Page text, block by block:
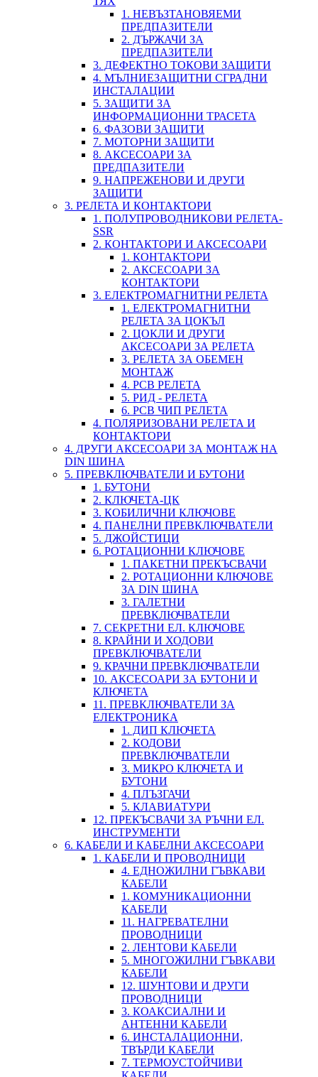
1. НЕВЪЗТАНОВЯЕМИ
ПРЕДПАЗИТЕЛИ
2. ДЪРЖАЧИ ЗА
ПРЕДПАЗИТЕЛИ
3. ДЕФЕКТНО ТОКОВИ ЗАЩИТИ
4. МЪЛНИЕЗАЩИТНИ СГРАДНИ
ИНСТАЛАЦИИ
5. ЗАЩИТИ ЗА
ИНФОРМАЦИОННИ ТРАСЕТА
6. ФАЗОВИ ЗАЩИТИ
7. МОТОРНИ ЗАЩИТИ
8. АКСЕСОАРИ ЗА
ПРЕДПАЗИТЕЛИ
9. НАПРЕЖЕНОВИ И ДРУГИ
ЗАЩИТИ
3. РЕЛЕТА И КОНТАКТОРИ
1. ПОЛУПРОВОДНИКОВИ РЕЛЕТА-
SSR
2. КОНТАКТОРИ И АКСЕСОАРИ
1. КОНТАКТОРИ
2. АКСЕСОАРИ ЗА
КОНТАКТОРИ
3. ЕЛЕКТРОМАГНИТНИ РЕЛЕТА
1. ЕЛЕКТРОМАГНИТНИ
РЕЛЕТА ЗА ЦОКЪЛ
2. ЦОКЛИ И ДРУГИ
АКСЕСОАРИ ЗА РЕЛЕТА
3. РЕЛЕТА ЗА ОБЕМЕН
МОНТАЖ
4. PCB РЕЛЕТА
5. РИД - РЕЛЕТА
6. PCB ЧИП РЕЛЕТА
4. ПОЛЯРИЗОВАНИ РЕЛЕТА И
КОНТАКТОРИ
4. ДРУГИ АКСЕСОАРИ ЗА МОНТАЖ НА
DIN ШИНА
5. ПРЕВКЛЮЧВАТЕЛИ И БУТОНИ
1. БУТОНИ
2. КЛЮЧЕТА-ЦК
3. КОБИЛИЧНИ КЛЮЧОВЕ
4. ПАНЕЛНИ ПРЕВКЛЮЧВАТЕЛИ
5. ДЖОЙСТИЦИ
6. РОТАЦИОННИ КЛЮЧОВЕ
1. ПАКЕТНИ ПРЕКЪСВАЧИ
2. РОТАЦИОННИ КЛЮЧОВЕ
ЗА DIN ШИНА
3. ГАЛЕТНИ
ПРЕВКЛЮЧВАТЕЛИ
7. СЕКРЕТНИ ЕЛ. КЛЮЧОВЕ
8. КРАЙНИ И ХОДОВИ
ПРЕВКЛЮЧВАТЕЛИ
9. КРАЧНИ ПРЕВКЛЮЧВАТЕЛИ
10. АКСЕСОАРИ ЗА БУТОНИ И
КЛЮЧЕТА
11. ПРЕВКЛЮЧВАТЕЛИ ЗА
ЕЛЕКТРОНИКА
1. ДИП КЛЮЧЕТА
2. КОДОВИ
ПРЕВКЛЮЧВАТЕЛИ
3. МИКРО КЛЮЧЕТА И
БУТОНИ
4. ПЛЪЗГАЧИ
5. КЛАВИАТУРИ
12. ПРЕКЪСВАЧИ ЗА РЪЧНИ ЕЛ.
ИНСТРУМЕНТИ
6. КАБЕЛИ И КАБЕЛНИ АКСЕСОАРИ
1. КАБЕЛИ И ПРОВОДНИЦИ
4. ЕДНОЖИЛНИ ГЪВКАВИ
КАБЕЛИ
1. КОМУНИКАЦИОННИ
КАБЕЛИ
11. НАГРЕВАТЕЛНИ
ПРОВОДНИЦИ
2. ЛЕНТОВИ КАБЕЛИ
5. МНОГОЖИЛНИ ГЪВКАВИ
КАБЕЛИ
12. ШУНТОВИ И ДРУГИ
ПРОВОДНИЦИ
3. КОАКСИАЛНИ И
АНТЕННИ КАБЕЛИ
6. ИНСТАЛАЦИОННИ,
ТВЪРДИ КАБЕЛИ
7. ТЕРМОУСТОЙЧИВИ